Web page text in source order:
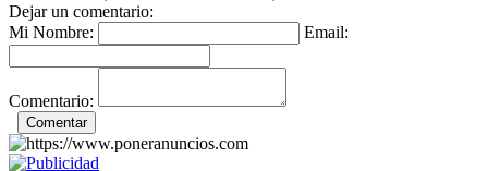
Dejar un comentario:
Mi Nombre:
Email:
Comentario: